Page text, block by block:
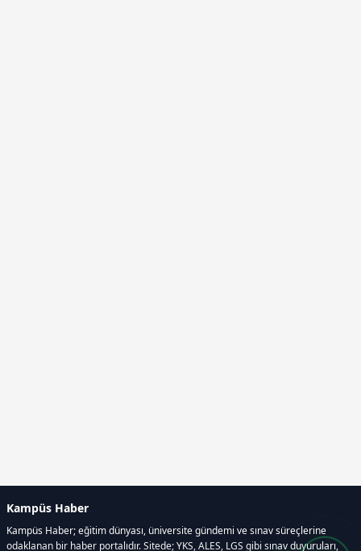
Kampüs Haber
Kampüs Haber; eğitim dünyası, üniversite gündemi ve sınav süreçlerine
odaklanan bir haber portalıdır. Sitede; YKS, ALES, LGS gibi sınav duyuruları,